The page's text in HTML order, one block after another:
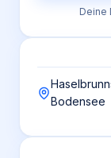
Deine
Bodensee